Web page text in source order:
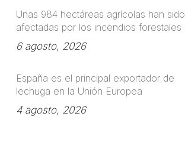
Unas 984 hectáreas agrícolas han sido
afectadas por los incendios forestales
6 agosto, 2026
España es el principal exportador de
lechuga en la Unión Europea
4 agosto, 2026